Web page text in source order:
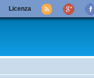
Licenza